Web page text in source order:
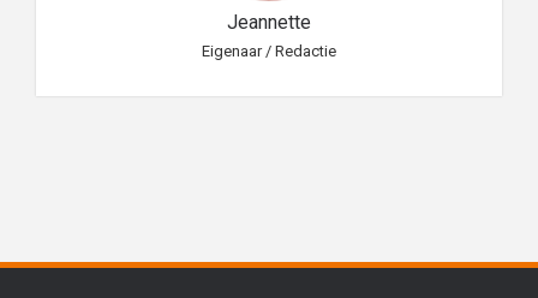
Jeannette
Eigenaar / Redactie